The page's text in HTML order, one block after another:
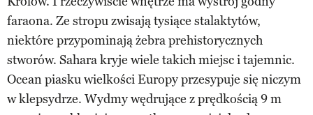
faraona. Ze stropu zwisają tysiące stalaktytów,
niektóre przypominają żebra prehistorycznych
stworów. Sahara kryje wiele takich miejsc i tajemnic.
Ocean piasku wielkości Europy przesypuje się niczym
w klepsydrze. Wydmy wędrujące z prędkością 9 m